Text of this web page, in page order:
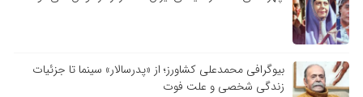
بیوگرافی محمدعلی کشاورز؛ از «پدرسالار» سینما تا جزئیات
زندگی شخصی و علت فوت